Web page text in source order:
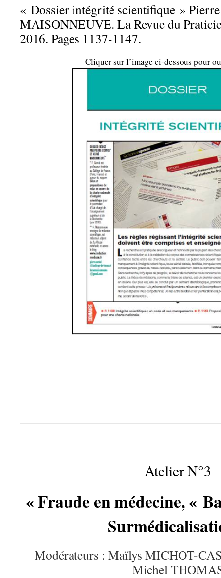
« Dossier intégrité scientifique »
MAISONNEUVE. La Revue du
2016. Pages 1137-1147.
Cliquer sur l’image ci-dessous pour
Atelier N°3
« Fraude en médecine, «
Modérateurs : Maïlys MICHOT-
Michel